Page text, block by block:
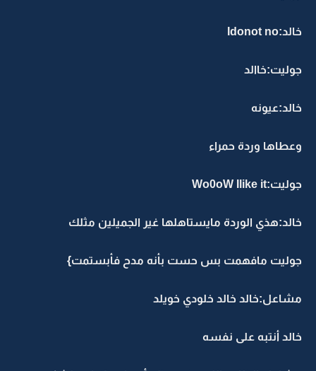
خالد:Idonot no
جوليت:خاالد
خالد:عيونه
وعطاها وردة حمراء
جوليت:Wo0oW Ilike it
خالد:هذي الوردة مايستاهلها غير الجميلين مثلك
جوليت مافهمت بس حست بأنه مدح فأبستمت}
مشاعل:خالد خالد خلودي خويلد
خالد أنتبه على نفسه